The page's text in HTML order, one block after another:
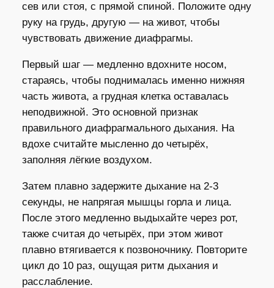
сев или стоя, с прямой спиной. Положите одну
руку на грудь, другую — на живот, чтобы
чувствовать движение диафрагмы.
Первый шаг — медленно вдохните носом,
стараясь, чтобы поднималась именно нижняя
часть живота, а грудная клетка оставалась
неподвижной. Это основной признак
правильного диафрагмального дыхания. На
вдохе считайте мысленно до четырёх,
заполняя лёгкие воздухом.
Затем плавно задержите дыхание на 2-3
секунды, не напрягая мышцы горла и лица.
После этого медленно выдыхайте через рот,
также считая до четырёх, при этом живот
плавно втягивается к позвоночнику. Повторите
цикл до 10 раз, ощущая ритм дыхания и
расслабление.